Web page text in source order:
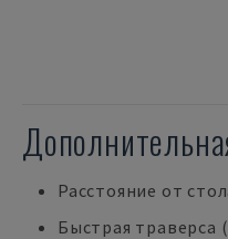
Расстояние от
Быстрая траверса